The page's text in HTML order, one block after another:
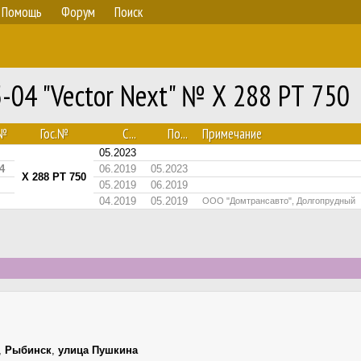
Помощь Форум Поиск
04 "Vector Next" № Х 288 РТ 750
Гос.№ С... По... Примечание
Х 288 РТ 750
05.2023
4 06.2019 05.2023
05.2019 06.2019
04.2019 05.2019 ООО "Домтрансавто", Долгопрудный
, Рыбинск, улица Пушкина